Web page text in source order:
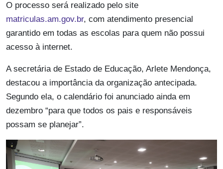
O processo será realizado pelo site
matriculas.am.gov.br, com atendimento presencial
garantido em todas as escolas para quem não possui
acesso à internet.
A secretária de Estado de Educação, Arlete Mendonça,
destacou a importância da organização antecipada.
Segundo ela, o calendário foi anunciado ainda em
dezembro “para que todos os pais e responsáveis
possam se planejar”.